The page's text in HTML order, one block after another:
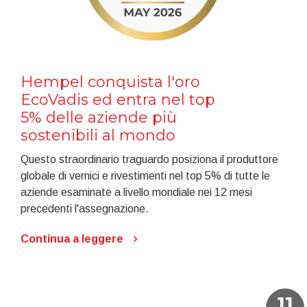
Hempel conquista l'oro
EcoVadis ed entra nel top
5% delle aziende più
sostenibili al mondo
Questo straordinario traguardo posiziona il produttore
globale di vernici e rivestimenti nel top 5% di tutte le
aziende esaminate a livello mondiale nei 12 mesi
precedenti l'assegnazione.
Continua a leggere